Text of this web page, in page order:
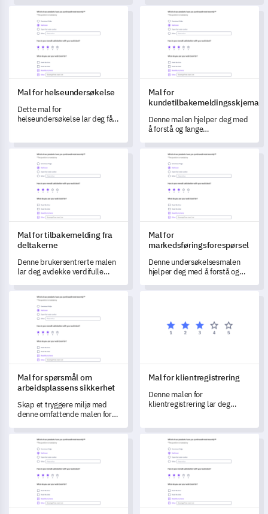
produktemballasje.
medarbeiderengasjement
effektivt.
Mal for helseundersøkelse
Mal for helseundersøkelse
Dette mal for
helseundersøkelse lar deg få
og tilfredshet.
Mal for
Mal for
kundetilbakemeldingsskjema
Denne malen hjelper deg med
å forstå og fange
effektivt.
Mal for tilbakemelding fra deltakerne
Mal for tilbakemelding fra
deltakerne
Denne brukersentrerte malen
lar deg avdekke verdifulle
opplevelser på
arrangementene dine.
Mal for
Mal for
markedsføringsforespørsel
Denne undersøkelsesmalen
hjelper deg med å forstå og
markedsføringsbehov,
Mal for spørsmål om arbeidsplassens sikkerhet
Mal for spørsmål om
arbeidsplassens sikkerhet
Skap et tryggere miljø med
denne omfattende malen for
sikkerhet.
Mal for klientregistrering
Denne malen for
klientregistrering lar deg
tilpasse tjenestene dine
effektivt, noe som fører til
bedre kundetilfredshet.
Mal for sportsundersøkelse Mal for produktvurdering